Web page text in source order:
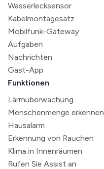
Wasserlecksensor
Kabelmontagesatz
Mobilfunk-Gateway
Aufgaben
Nachrichten
Gast-App
Funktionen
Lärmüberwachung
Menschenmenge erkennen
Hausalarm
Erkennung von Rauchen
Klima in Innenräumen
Rufen Sie Assist an